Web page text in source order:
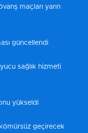
maçları yarın
güncellendi
sağlık hizmeti
yükseldi
kömürsüz geçirecek